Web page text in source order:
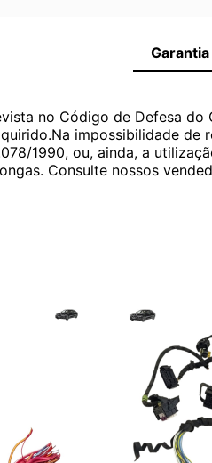
Garantia
no Código de Defesa
impossibilidade de
1990, ou, ainda, a
Consulte nossos